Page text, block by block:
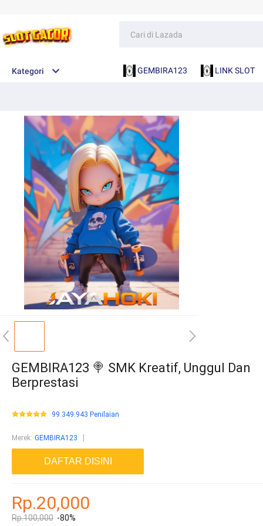
Kategori GEMBIRA123 LINK SLOT
GEMBIRA123 🍭 SMK Kreatif, Unggul Dan
Berprestasi
99.349.943 Penilaian
Merek: GEMBIRA123
DAFTAR DISINI
Rp.20,000
Rp.100,000 -80%